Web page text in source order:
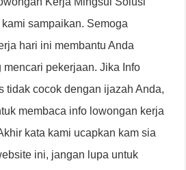
sampaikan. Semoga
hari ini membantu Anda
pekerjaan. Jika Info
tidak cocok dengan ijazah Anda,
membaca info lowongan kerja
kata kami ucapkan kam sia
ini, jangan lupa untuk